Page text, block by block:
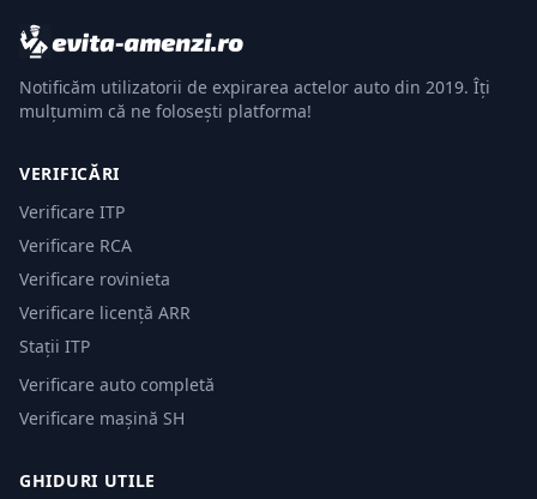
Notificăm utilizatorii de expirarea actelor auto din 2019. Îți
mulțumim că ne folosești platforma!
VERIFICĂRI
Verificare ITP
Verificare RCA
Verificare rovinieta
Verificare licență ARR
Stații ITP
Verificare auto completă
Verificare mașină SH
GHIDURI UTILE